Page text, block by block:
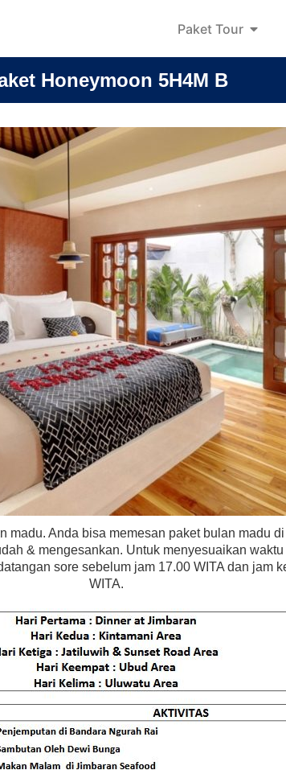
Paket Tour
Honeymoon 5H4M B
madu. Anda bisa memesan paket bulan madu
& mengesankan. Untuk menyesuaikan
sore sebelum jam 17.00 WITA dan jam
WITA.